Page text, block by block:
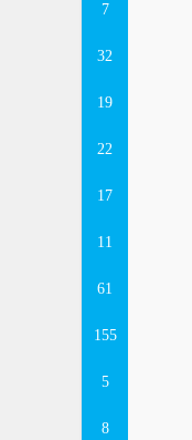
7
32
19
22
17
11
61
155
5
8